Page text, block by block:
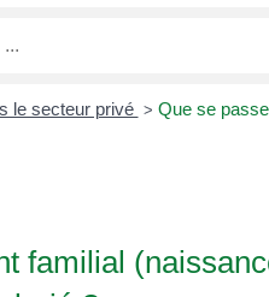
le secteur privé > Que se
familial